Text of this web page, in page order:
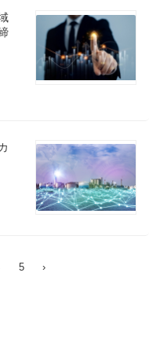
5 ›